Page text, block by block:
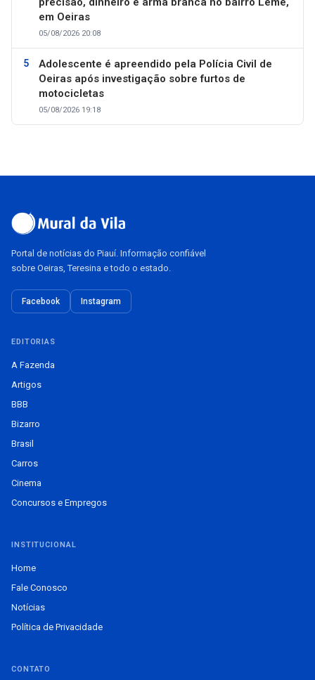
em Oeiras
05/08/2026 20:08
Adolescente é apreendido pela Polícia Civil de
Oeiras após investigação sobre furtos de
motocicletas
05/08/2026 19:18
Portal de notícias do Piauí. Informação confiável
sobre Oeiras, Teresina e todo o estado.
Facebook Instagram
EDITORIAS
A Fazenda
Artigos
BBB
Bizarro
Brasil
Carros
Cinema
Concursos e Empregos
INSTITUCIONAL
Home
Fale Conosco
Notícias
Política de Privacidade
CONTATO